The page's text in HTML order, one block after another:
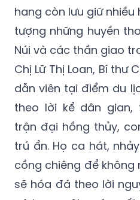
hang còn lưu giữ nhiều
tượng những huyền
Núi và các thần giao
Chị Lữ Thị Loan, Bí thư
dẫn viên tại điểm du
theo lời kể dân gian,
trận đại hồng thủy,
trú ẩn. Họ ca hát,
cồng chiêng để
sẽ hóa đá theo lời